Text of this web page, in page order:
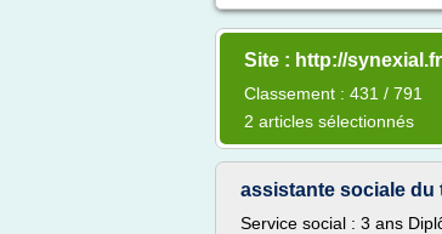
Site : http://synexial.fr
Classement : 431 / 791
2 articles sélectionnés
assistante sociale du
Service social : 3 ans